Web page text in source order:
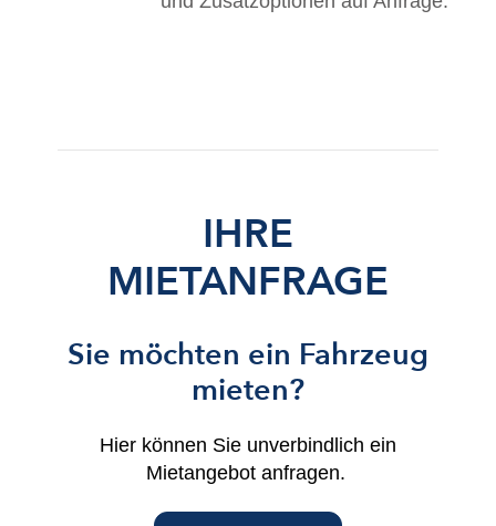
IHRE
MIETANFRAGE
Sie möchten ein Fahrzeug
mieten?
Hier können Sie unverbindlich ein
Mietangebot anfragen.